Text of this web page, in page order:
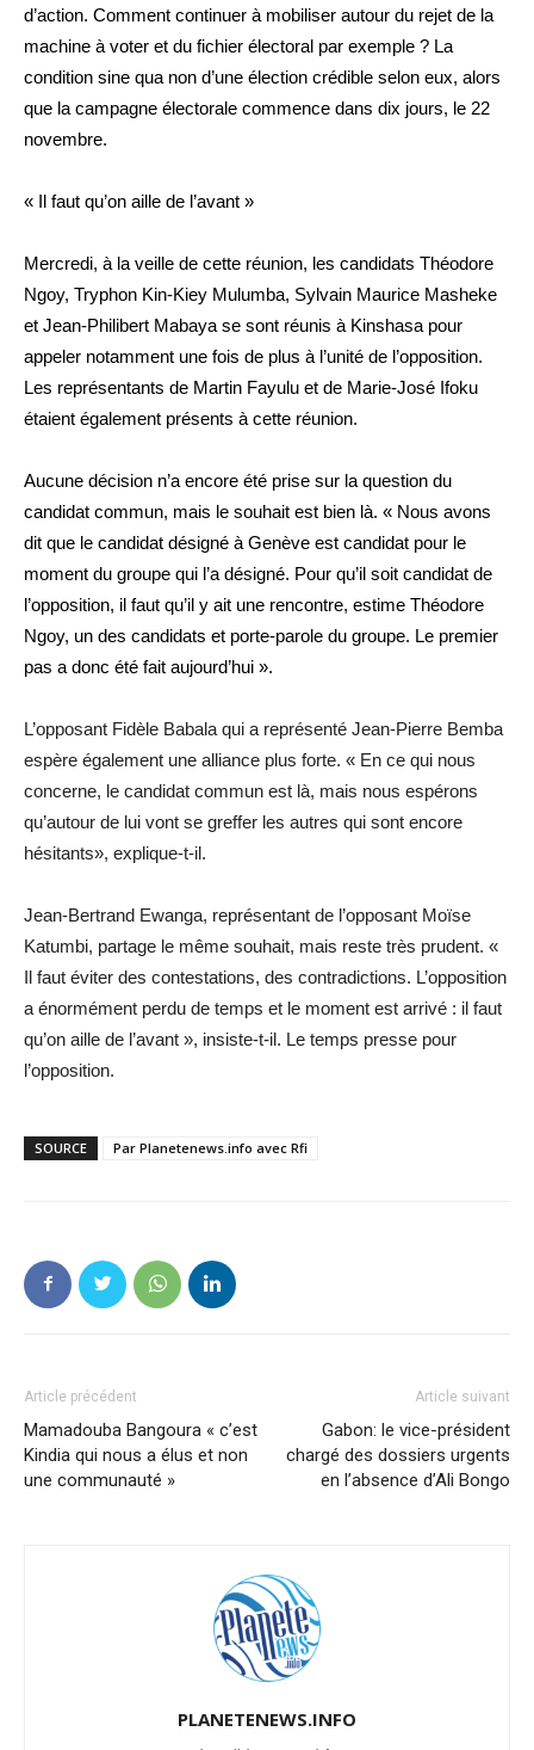
d’action. Comment continuer à mobiliser autour du rejet de la
machine à voter et du fichier électoral par exemple ? La
condition sine qua non d’une élection crédible selon eux, alors
que la campagne électorale commence dans dix jours, le 22
novembre.
« Il faut qu’on aille de l’avant »
Mercredi, à la veille de cette réunion, les candidats Théodore
Ngoy, Tryphon Kin-Kiey Mulumba, Sylvain Maurice Masheke
et Jean-Philibert Mabaya se sont réunis à Kinshasa pour
appeler notamment une fois de plus à l’unité de l’opposition.
Les représentants de Martin Fayulu et de Marie-José Ifoku
étaient également présents à cette réunion.
Aucune décision n’a encore été prise sur la question du
candidat commun, mais le souhait est bien là. « Nous avons
dit que le candidat désigné à Genève est candidat pour le
moment du groupe qui l’a désigné. Pour qu’il soit candidat de
l’opposition, il faut qu’il y ait une rencontre, estime Théodore
Ngoy, un des candidats et porte-parole du groupe. Le premier
pas a donc été fait aujourd’hui ».
L’opposant Fidèle Babala qui a représenté Jean-Pierre Bemba
espère également une alliance plus forte. « En ce qui nous
concerne, le candidat commun est là, mais nous espérons
qu’autour de lui vont se greffer les autres qui sont encore
hésitants», explique-t-il.
Jean-Bertrand Ewanga, représentant de l’opposant Moïse
Katumbi, partage le même souhait, mais reste très prudent. «
Il faut éviter des contestations, des contradictions. L’opposition
a énormément perdu de temps et le moment est arrivé : il faut
qu’on aille de l’avant », insiste-t-il. Le temps presse pour
l’opposition.
SOURCE Par Planetenews.info avec Rfi
Article précédent
Mamadouba Bangoura « c’est
Kindia qui nous a élus et non
une communauté »
Article suivant
Gabon: le vice-président
chargé des dossiers urgents
en l’absence d’Ali Bongo
PLANETENEWS.INFO